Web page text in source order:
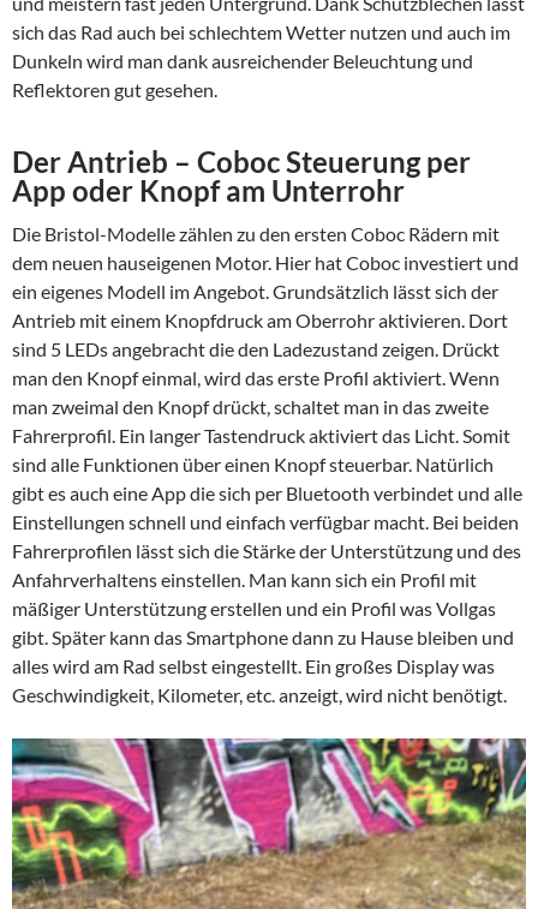
sich das Rad auch bei schlechtem Wetter nutzen und auch im
Dunkeln wird man dank ausreichender Beleuchtung und
Reflektoren gut gesehen.
Der Antrieb – Coboc Steuerung per
App oder Knopf am Unterrohr
Die Bristol-Modelle zählen zu den ersten Coboc Rädern mit
dem neuen hauseigenen Motor. Hier hat Coboc investiert und
ein eigenes Modell im Angebot. Grundsätzlich lässt sich der
Antrieb mit einem Knopfdruck am Oberrohr aktivieren. Dort
sind 5 LEDs angebracht die den Ladezustand zeigen. Drückt
man den Knopf einmal, wird das erste Profil aktiviert. Wenn
man zweimal den Knopf drückt, schaltet man in das zweite
Fahrerprofil. Ein langer Tastendruck aktiviert das Licht. Somit
sind alle Funktionen über einen Knopf steuerbar. Natürlich
gibt es auch eine App die sich per Bluetooth verbindet und alle
Einstellungen schnell und einfach verfügbar macht. Bei beiden
Fahrerprofilen lässt sich die Stärke der Unterstützung und des
Anfahrverhaltens einstellen. Man kann sich ein Profil mit
mäßiger Unterstützung erstellen und ein Profil was Vollgas
gibt. Später kann das Smartphone dann zu Hause bleiben und
alles wird am Rad selbst eingestellt. Ein großes Display was
Geschwindigkeit, Kilometer, etc. anzeigt, wird nicht benötigt.